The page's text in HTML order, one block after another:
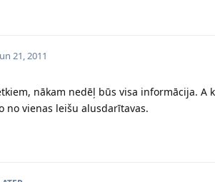
21, 2011
nākam nedēļ būs visa informācija.
no vienas leišu alusdarītavas.